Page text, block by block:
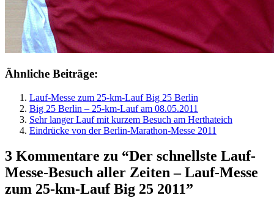
Ähnliche Beiträge:
Lauf-Messe zum 25-km-Lauf Big 25 Berlin
Big 25 Berlin – 25-km-Lauf am 08.05.2011
Sehr langer Lauf mit kurzem Besuch am Herthateich
Eindrücke von der Berlin-Marathon-Messe 2011
3 Kommentare zu “Der schnellste Lauf-
Messe-Besuch aller Zeiten – Lauf-Messe
zum 25-km-Lauf Big 25 2011”